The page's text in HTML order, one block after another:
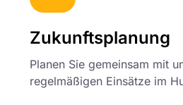
Zukunftsplanung
Planen Sie gemeinsam mit
regelmäßigen Einsätze im